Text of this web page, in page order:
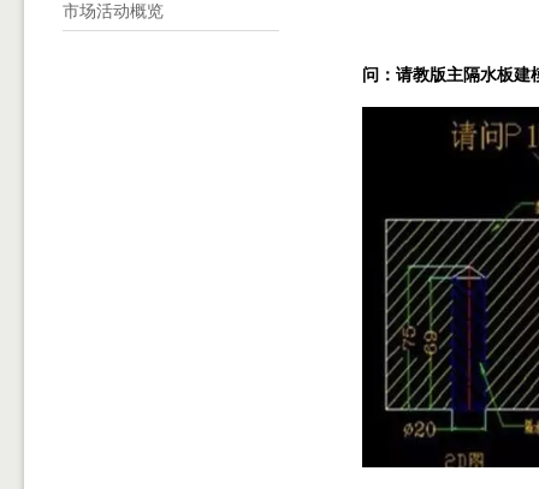
市场活动概览
问：请教版主隔水板建